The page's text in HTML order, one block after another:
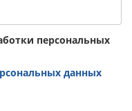
персональных
данных